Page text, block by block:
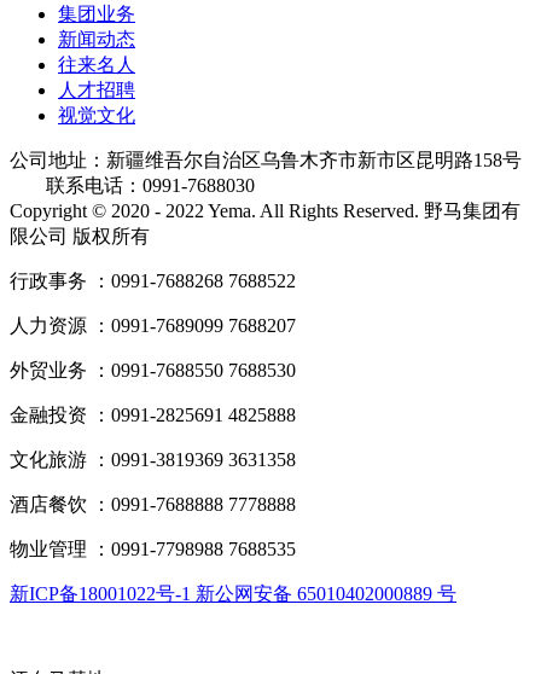
集团业务
新闻动态
往来名人
人才招聘
视觉文化
公司地址：新疆维吾尔自治区乌鲁木齐市新市区昆明路158号
联系电话：0991-7688030
Copyright © 2020 - 2022 Yema. All Rights Reserved. 野马集团有
限公司 版权所有
行政事务 ：0991-7688268 7688522
人力资源 ：0991-7689099 7688207
外贸业务 ：0991-7688550 7688530
金融投资 ：0991-2825691 4825888
文化旅游 ：0991-3819369 3631358
酒店餐饮 ：0991-7688888 7778888
物业管理 ：0991-7798988 7688535
新ICP备18001022号-1 新公网安备 65010402000889 号